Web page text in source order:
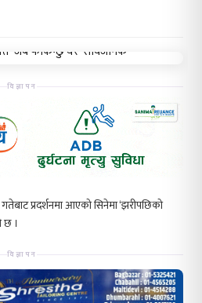
विज्ञापन
प्रदर्शनमा आएको सिनेमा ‘झरीपछिको
छ ।
विज्ञापन